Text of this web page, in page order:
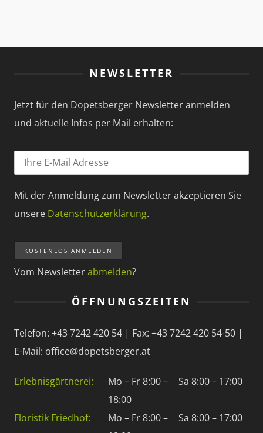
NEWSLETTER
Jetzt für den Dopetsberger Newsletter anmelden
und aktuelle Infos per Mail erhalten:
Mit der Anmeldung zum Newsletter akzeptieren Sie
unsere Datenschutzerklärung.
Vom Newsletterabmelden?
ÖFFNUNGSZEITEN
Telefon: +43 7242 420 54 | Fax: +43 7242 420 54-50 |
E-Mail: office@dopetsberger.at
Erlebnisgärtnerei:
Mo – Fr 8:00 –
18:00
Sa 8:00 – 17:00
Floristik Friedhof:
Mo – Fr 8:00 –
Sa 8:00 – 17:00